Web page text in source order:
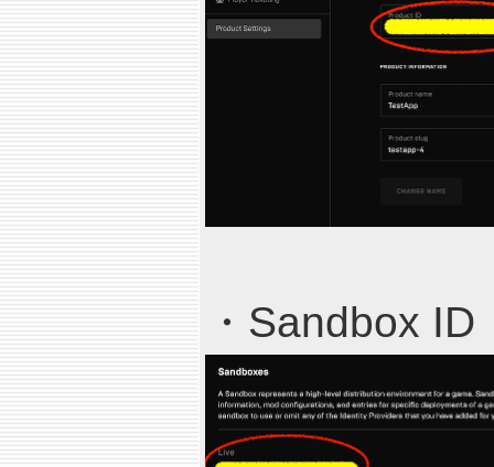
・Sandbox ID